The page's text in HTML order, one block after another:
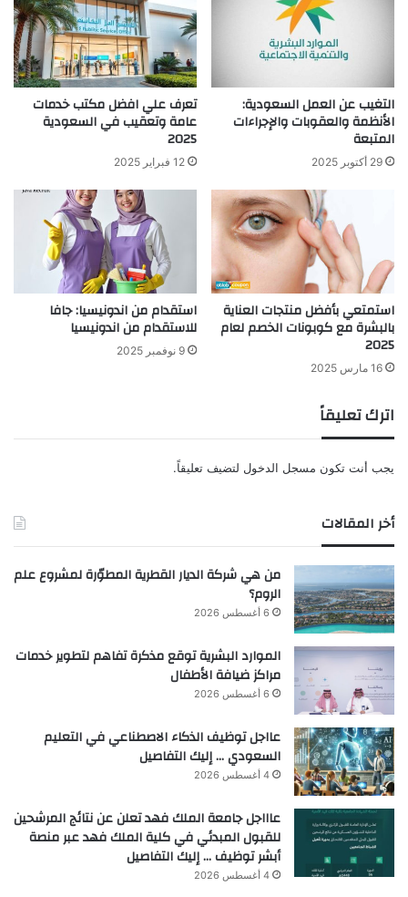
التغيب عن العمل السعودية:
الأنظمة والعقوبات والإجراءات
المتبعة
29 أكتوبر 2025
تعرف علي افضل مكتب خدمات
عامة وتعقيب​​ في السعودية
2025
12 فبراير 2025
استمتعي بأفضل منتجات العناية
بالبشرة مع كوبونات الخصم لعام
2025
16 مارس 2025
استقدام من اندونيسيا: جافا
للاستقدام من اندونيسيا
9 نوفمبر 2025
اترك تعليقاً
يجب أنت تكون مسجل الدخول لتضيف تعليقاً.
أخر المقالات
من هي شركة الديار القطرية المطوّرة لمشروع علم
الروم؟
6 أغسطس 2026
الموارد البشرية توقع مذكرة تفاهم لتطوير خدمات
مراكز ضيافة الأطفال
6 أغسطس 2026
عااجل توظيف الذكاء الاصطناعي في التعليم
السعودي … إليك التفاصيل
4 أغسطس 2026
عاااجل جامعة الملك فهد تعلن عن نتائج المرشحين
للقبول المبدئي في كلية الملك فهد عبر منصة
أبشر توظيف … إليك التفاصيل
4 أغسطس 2026